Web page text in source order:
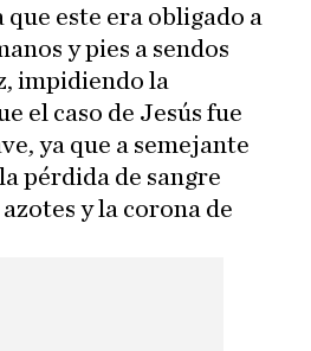
este era obligado a
y pies a sendos
impidiendo la
el caso de Jesús fue
ya que a semejante
pérdida de sangre
y la corona de